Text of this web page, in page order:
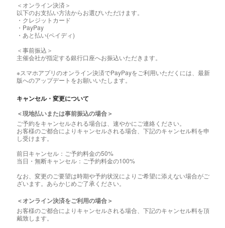
＜オンライン決済＞
以下のお支払い方法からお選びいただけます。
・クレジットカード
・PayPay
・あと払い(ペイディ)
＜事前振込＞
主催会社が指定する銀行口座へお振込いただきます。
※スマホアプリのオンライン決済でPayPayをご利用いただくには、最新
版へのアップデートをお願いいたします。
キャンセル・変更について
＜現地払いまたは事前振込の場合＞
ご予約をキャンセルされる場合は、速やかにご連絡ください。
お客様のご都合によりキャンセルされる場合、下記のキャンセル料を申
し受けます。
前日キャンセル：ご予約料金の50%
当日・無断キャンセル：ご予約料金の100%
なお、変更のご要望は時期や予約状況によりご希望に添えない場合がご
ざいます。あらかじめご了承ください。
＜オンライン決済をご利用の場合＞
お客様のご都合によりキャンセルされる場合、下記のキャンセル料を頂
戴致します。